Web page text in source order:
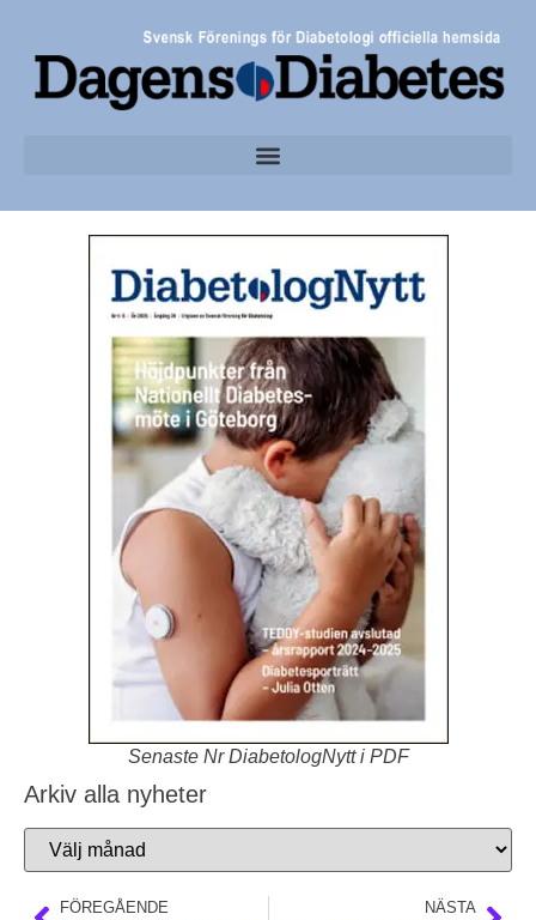
Senaste Nr DiabetologNytt i PDF
Arkiv alla nyheter
FÖREGÅENDE NÄSTA